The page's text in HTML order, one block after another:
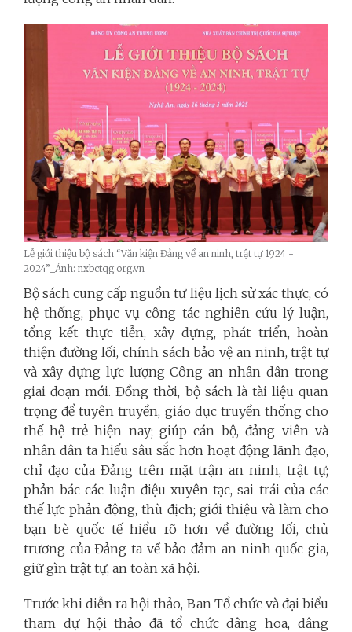
Lễ giới thiệu bộ sách “Văn kiện Đảng về an ninh, trật tự 1924 -
2024”_Ảnh: nxbctqg.org.vn
Bộ sách cung cấp nguồn tư liệu lịch sử xác thực, có
hệ thống, phục vụ công tác nghiên cứu lý luận,
tổng kết thực tiễn, xây dựng, phát triển, hoàn
thiện đường lối, chính sách bảo vệ an ninh, trật tự
và xây dựng lực lượng Công an nhân dân trong
giai đoạn mới. Đồng thời, bộ sách là tài liệu quan
trọng để tuyên truyền, giáo dục truyền thống cho
thế hệ trẻ hiện nay; giúp cán bộ, đảng viên và
nhân dân ta hiểu sâu sắc hơn hoạt động lãnh đạo,
chỉ đạo của Đảng trên mặt trận an ninh, trật tự;
phản bác các luận điệu xuyên tạc, sai trái của các
thế lực phản động, thù địch; giới thiệu và làm cho
bạn bè quốc tế hiểu rõ hơn về đường lối, chủ
trương của Đảng ta về bảo đảm an ninh quốc gia,
giữ gìn trật tự, an toàn xã hội.
Trước khi diễn ra hội thảo, Ban Tổ chức và đại biểu
tham dự hội thảo đã tổ chức dâng hoa, dâng